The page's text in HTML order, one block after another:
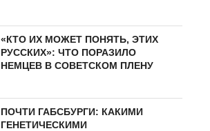
«КТО ИХ МОЖЕТ ПОНЯТЬ, ЭТИХ
РУССКИХ»: ЧТО ПОРАЗИЛО
НЕМЦЕВ В СОВЕТСКОМ ПЛЕНУ
ПОЧТИ ГАБСБУРГИ: КАКИМИ
ГЕНЕТИЧЕСКИМИ